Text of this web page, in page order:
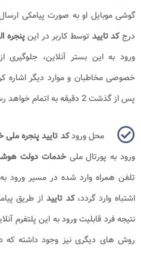
گوشی موبایل او به صورت پیامکی
درجکد تایید توسط کاربر در اینپنجره
ورود به این بستر آنلاین، جلوگیری
خصوصی مخاطبان و موارد دیگر اشاره
پس از گذشت 2 دقیقه به اتمام خواهد رسید.
محل ورودکد تایید پنجره
ورود به پورتال ملیخدمات دولت
تلفن همراه وارد شده در مسیر ورود
اشتباه وارد گردد،کد تایید از طریق
نتیجه فرد قابلیت ورود به این پلتفرم
روش های دیگری نیز وجود داشته که